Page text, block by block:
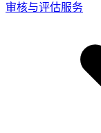
审核与评估服务